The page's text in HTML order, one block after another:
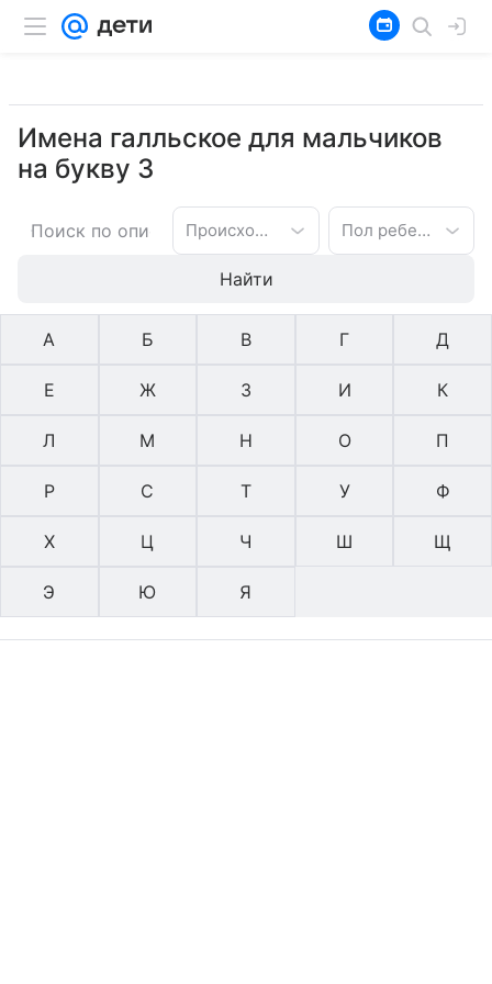
Имена галльское для мальчиков
на букву З
Происхождение имени Пол ребенка
Найти
А Б В Г Д
Е Ж З И К
Л М Н О П
Р С Т У Ф
Х Ц Ч Ш Щ
Э Ю Я